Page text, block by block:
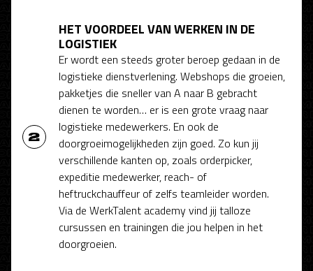
HET VOORDEEL VAN WERKEN IN DE
LOGISTIEK
Er wordt een steeds groter beroep gedaan in de
logistieke dienstverlening. Webshops die groeien,
pakketjes die sneller van A naar B gebracht
dienen te worden… er is een grote vraag naar
logistieke medewerkers. En ook de
doorgroeimogelijkheden zijn goed. Zo kun jij
verschillende kanten op, zoals orderpicker,
expeditie medewerker, reach- of
heftruckchauffeur of zelfs teamleider worden.
Via de WerkTalent academy vind jij talloze
cursussen en trainingen die jou helpen in het
doorgroeien.